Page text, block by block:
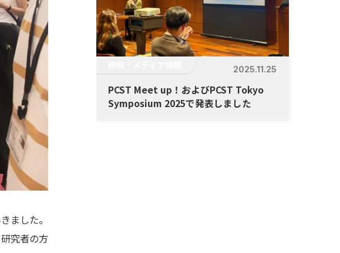
ました。
究者の方
2025.11.25
PCST Meet up！およびPCST Tokyo
Symposium 2025で発表しました